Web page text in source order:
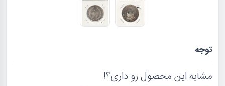
توجه
مشابه این محصول رو داری؟!